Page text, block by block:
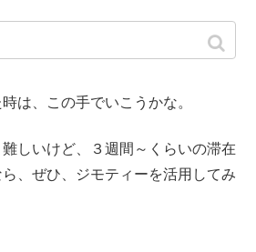
イクル使うよりは、はるかに安い
は、この手でいこうかな。
しいけど、３週間～くらいの滞在
、ぜひ、ジモティーを活用してみ